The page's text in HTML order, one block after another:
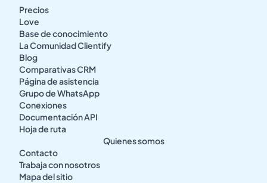
Precios
Love
Base de conocimiento
La Comunidad Clientify
Blog
Comparativas CRM
Página de asistencia
Grupo de WhatsApp
Conexiones
Documentación API
Hoja de ruta
Quienes somos
Contacto
Trabaja con nosotros
Mapa del sitio